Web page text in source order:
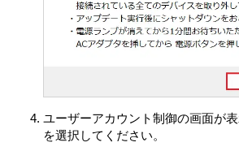
オープンソースソフトウェアには
ソースソフトウェアについて指定
条件が適用されます。
お客さまは、許諾ソフトウェアに
アリング、逆アセンブル、逆コン
ド解析作業を行ってはならないも
各許諾ソフトウェアはそれぞれ1つ
ユーザーアカウント制御の画面が
を選択してください。